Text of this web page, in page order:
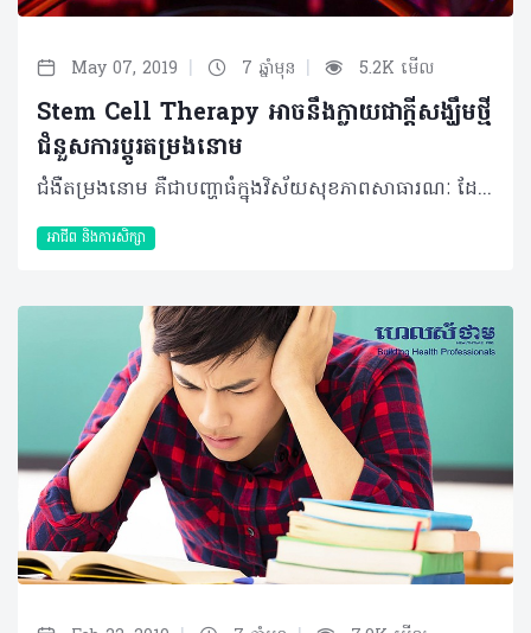
May 07, 2019 | 7 ឆ្នាំមុន | 5.2K មើល
Stem Cell Therapy អាចនឹងក្លាយជាក្តីសង្ឃឹមថ្មី
ជំនួសការប្តូរតម្រងនោម
ជំងឺតម្រងនោម គឺជាបញ្ហាធំក្នុងវិស័យសុខភាពសាធារណៈ ដែលត្រូវបានបែងចែកចេញជាប្រភេទជំងឺរ៉ាំរ៉ៃ និងស្រួចស្រាវ។ ដោយយោងតាម National Kidney Foundation ចំនួនមនុស្សវ័យជំទង់ប្រហែលជាង ៣០ លាននាក់ កំពុងរងគ្រោះដោយជំងឺនេះ និងមានចំនួនជាច្រើនទៀតកំពុងតែវិវឌ្ឍទៅរកខូចខាតតម្រងនោមផងដែរ។ ការប្តូរសរីរាង្គគឺ ជាជម្រើសទី១សម្រាប់ការព្យាបាលជំងឺខូចខាតតម្រងនោមឲ្យបានប្រសើរវិញ ប៉ុន្តែវាពិតជាពិបាកក្នុងការព្យាបាល ដែលរួមជាមួយកង្វះខាតនៃអ្នកបរិច្ចាគសរីរាង្គផងនោះ ធ្វើឲ្យសង្ឃឹមក្នុងការជាសះស្បើយកាន់តែតិច។ ដោយឡែក ក្នុងរយៈពេលថ្មីនេះៗ Stem cell therapy បានលេចចេញនូវសមិទ្ធផលវិជ្ជមានជាច្រើនក្នុងការព្យាបាលជំងឺផ្សេងៗដែលធ្វើឲ្យសរីរាង្គ និងកោសិកាក្នុងខ្លួនមនុស្សខូចខាត។ ជាក់ស្តែងអ្នកវិទ្យាសាស្ត្រនៅ West Forest Institute for Regenerative Medicine (WFIRM) បាននិងកំពុងសិក្សាអំពីការព្យាបាលកោសិកាខូចនៃជំងឺតម្រងនោមរ៉ាំរ៉ៃដោយការប្រើប្រាស់ Therapeutic cells។ ក្រុមអ្នកវិទ្យាសាស្ត្របានលើកឡើងថាការសិក្សានេះអាចធ្វើឲ្យកោសិកាមានមុខងារ និងតួនាទីបានល្អវិញក្នុង Pre-clinical model នៃជំងឺតម្រងនោម។ គួរបញ្ជាក់ថា Stem cell therapy គឺជាការព្យាបាលមួយប្រភេទដែលធ្វើឡើងតាមរយៈការចាក់ ឬដាក់បញ្ចូលនូវសារធាតុកោសិកាទៅក្នុងរាងកាយអ្នកជំងឺ។ សាស្រ្តាចារ្យ James J. Yoo ផ្នែក Regenerative medicine នៅ WFIRM បានបង្ហាញថា លទ្ធផលបញ្ជាក់ថា Stem cell អាចប្រើប្រាស់ជា Alternative therapeutic strategy សម្រាប់អ្នកជំងឺរ៉ាំរ៉ៃបាន។ ទាក់ទងនឹងការសិក្សានេះដែរ អ្នកស្រាវជ្រាវបានរកឃើញថា Stem cell នៃទឹកភ្លោះដែលចាក់បញ្ចូលទៅក្នុងអ្នកជំងឺតម្រងនោមរ៉ាំរ៉ៃក្នុងលក្ខខណ្ឌ Pre-clinical model បានជួយឲ្យតួនាទីរបស់តម្រងនោមបានល្អប្រសើរឡើង។ ស្របពេលជាមួយគ្នា សាស្រ្តាចារ្យ Anthony Atala ប្រធានផ្នែក Regenerative medicine នៅ WFIRM បានលើកឡើងថាការសិក្សារបស់គាត់ដែលទាក់ទងនឹងការព្យាបាលជាមួយនឹង Stem cell នៃទឹកភ្លោះ ពិតជាមានភាពវិជ្ជមានជាច្រើនទៅលើតួនាទីនិងភាពប្រសើរឡើងរបស់តម្រងនោម។ ការសិក្សានេះកំពុងតែដំណើរទៅមុខ ជាមួយនឹងក្តីសង្ឃឹមថានឹងទទួលបានភាពជោគជ័យ ១០០ភាគរយនៅថ្ងៃអនាគត ដើម្បីផ្តល់ការព្យាបាលដល់អ្នកជំងឺតម្រងនោមរ៉ាំរ៉ៃបានជាសះស្បើយ ដោយពុំចាំបាច់ធ្វើការវះកាត់ផ្លាស់ប្តូរតម្រងនោម។ ប្រភព៖ https://www.sciencedaily.com/releases/2019/03/190314123215.htm https://www.bsgct.org/education/what-is-cell-therapy/ ©2019 រក្សាសិទ្ធិគ្រប់យ៉ាង​ដោយ Healthtime Corporation ចំពោះគ្រប់អត្ថបទដោយគ្មានផ្នែកណាមួយត្រូវបោះពុម្ពផ្សាយចូល ប្រព័ន្ធអុីនធឺណែតឧបករណ៍អេឡិចត្រូនិកអាត់ជាសំឡេងឬថតចំលងគ្រប់រូបភាពដោយគ្មានការអនុញ្ញាតឡើយ
អាជីព និងការសិក្សា